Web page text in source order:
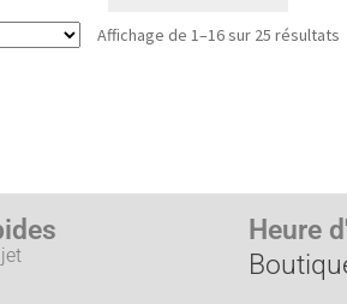
Affichage de 1–16 sur 25 résultats
Heure